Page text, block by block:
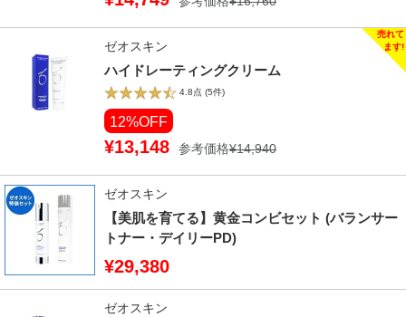
ゼオスキン
ハイドレーティングクリーム
4.8点 (5件)
12%OFF
¥13,148 参考価格¥14,940
ゼオスキン
【美肌を育てる】黄金コンビセット (バランサー
トナー・デイリーPD)
¥29,380
ゼオスキン